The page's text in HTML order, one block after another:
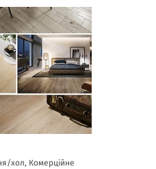
хол, Комерційне